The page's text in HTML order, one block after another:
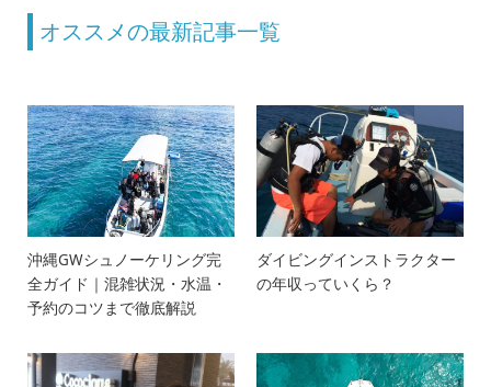
オススメの最新記事一覧
沖縄GWシュノーケリング完
全ガイド｜混雑状況・水温・
予約のコツまで徹底解説
ダイビングインストラクター
の年収っていくら？